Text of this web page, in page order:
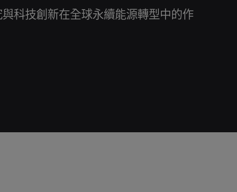
科技創新在全球永續能源轉型中的作